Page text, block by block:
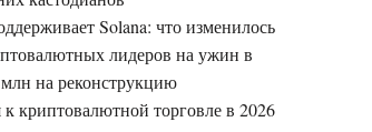
Solana: что изменилось
лидеров на ужин в
на реконструкцию
к криптовалютной торговле в 2026